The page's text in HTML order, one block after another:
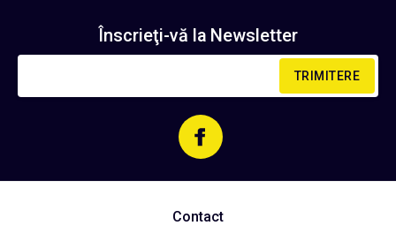
Înscrieţi-vă la Newsletter
TRIMITERE
Contact